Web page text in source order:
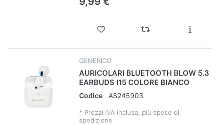
GENERICO
AURICOLARI BLUETOOTH BLOW 5.3
EARBUDS I15 COLORE BIANCO
Codice AS245903
* Prezzi IVA inclusa, più spese di
spedizione